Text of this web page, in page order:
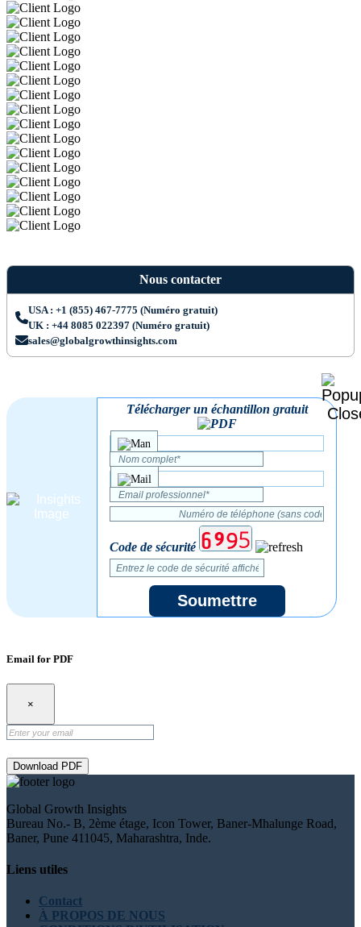
Nous contacter
USA : +1 (855) 467-7775 (Numéro gratuit)
UK : +44 8085 022397 (Numéro gratuit)
sales@globalgrowthinsights.com
Télécharger un échantillon gratuit
Code de sécurité
Soumettre
Email for PDF
×
Download PDF
Global Growth Insights
Bureau No.- B, 2ème étage, Icon Tower, Baner-Mhalunge Road,
Baner, Pune 411045, Maharashtra, Inde.
Liens utiles
Contact
À PROPOS DE NOUS